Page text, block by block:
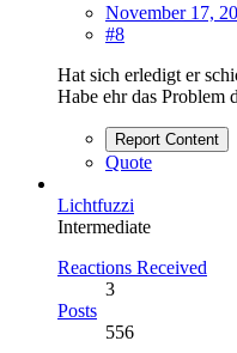
November 17,
#8
Hat sich erledigt er
Habe ehr das Problem
Report Content
Quote
Lichtfuzzi
Intermediate
Reactions Received
3
Posts
556